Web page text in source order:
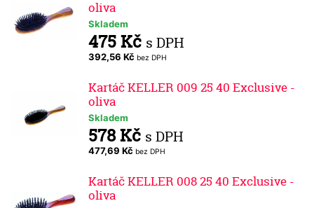
oliva
Skladem
475 Kč s DPH
392,56 Kč bez DPH
Kartáč KELLER 009 25 40 Exclusive -
oliva
Skladem
578 Kč s DPH
477,69 Kč bez DPH
Kartáč KELLER 008 25 40 Exclusive -
oliva